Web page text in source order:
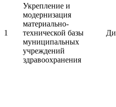
1
Укрепление и
модернизация
материально-
технической базы
муниципальных
учреждений
здравоохранения